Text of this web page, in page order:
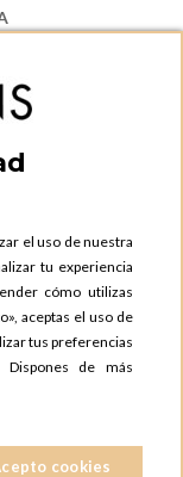
el uso de nuestra
tu experiencia
cómo utilizas
aceptas el uso de
tus preferencias
Dispones de más
cookies